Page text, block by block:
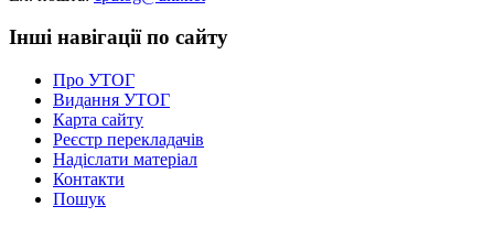
Статут УТОГ
Нормативна база УТОГ
Конвенція ООН
Законодавство
Декларації
Документи ВФГ
Міжнародні документи
Інші навігації по сайту
Про УТОГ
Видання УТОГ
Карта сайту
Реєстр перекладачів
Надіслати матеріал
Контакти
Пошук